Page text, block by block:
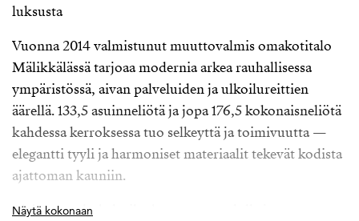
luksusta
Vuonna 2014 valmistunut muuttovalmis omakotitalo
Mälikkälässä tarjoaa modernia arkea rauhallisessa
ympäristössä, aivan palveluiden ja ulkoilureittien
äärellä. 133,5 asuinneliötä ja jopa 176,5 kokonaisneliötä
kahdessa kerroksessa tuo selkeyttä ja toimivuutta —
elegantti tyyli ja harmoniset materiaalit tekevät kodista
ajattoman kauniin.
Alakerran oleskelutilat hurmaavat valolla ja
Näytä kokonaan